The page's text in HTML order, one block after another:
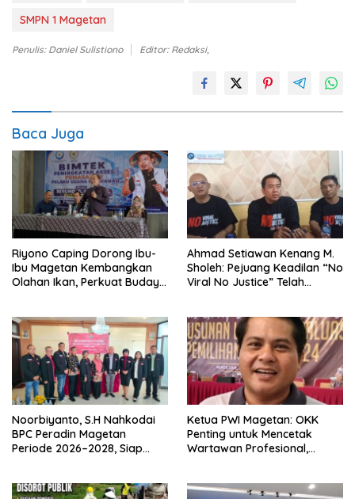
SMPN 1 Magetan
Penulis: Daniel Sulistiono Editor: Redaksi,
Baca Juga
Riyono Caping Dorong Ibu-
Ibu Magetan Kembangkan
Olahan Ikan, Perkuat Budaya
Ahmad Setiawan Kenang M.
Sholeh: Pejuang Keadilan “No
Viral No Justice” Telah
Noorbiyanto, S.H Nahkodai
BPC Peradin Magetan
Periode 2026–2028, Siap
Ketua PWI Magetan: OKK
Penting untuk Mencetak
Wartawan Profesional,